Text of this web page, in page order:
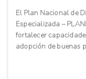
El Plan Nacional de
Especializada –
fortalecer
adopción de buenas